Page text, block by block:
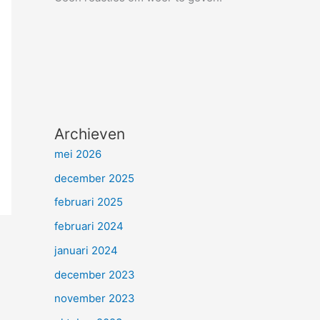
Archieven
mei 2026
december 2025
februari 2025
februari 2024
januari 2024
december 2023
november 2023